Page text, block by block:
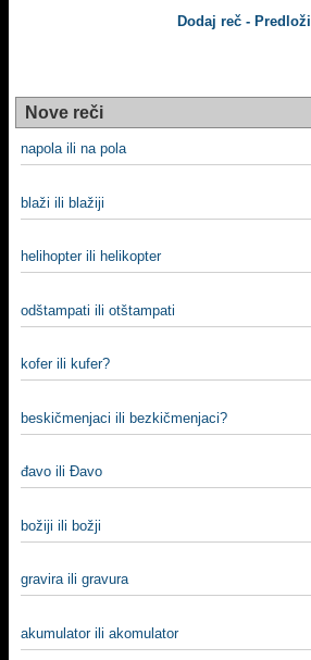
Dodaj reč - Predloži
Nove reči
napola ili na pola
blaži ili blažiji
helihopter ili helikopter
odštampati ili otštampati
kofer ili kufer?
beskičmenjaci ili bezkičmenjaci?
đavo ili Đavo
božiji ili božji
gravira ili gravura
akumulator ili akomulator